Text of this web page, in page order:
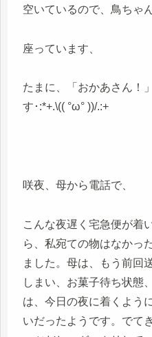
空いているので、鳥ちゃ
座っています、
たまに、「おかあさん！
す･:*+.\(( °ω° ))/.:+
咲夜、母から電話で、
こんな夜遅く宅急便が着
ら、私宛ての物はなかっ
ました。母は、もう前回
しまい、お菓子待ち状態
は、今日の夜に着くよう
いだったようです。でて